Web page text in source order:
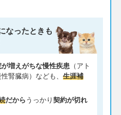
なったときも
増えがちな慢性疾患 （アト
腎臓病）なども、 生涯補
だからうっかり契約が切れ